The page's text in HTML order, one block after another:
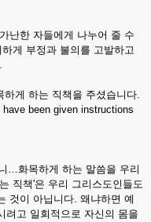
난한 자들에게 나누어 줄 수
게 부정과 불의를 고발하고
게 하는 직책을 주셨습니다.
been given instructions
…화목하게 하는 말씀을 우리
직책'은 우리 그리스도인들도
것이 아닙니다. 왜냐하면 예
려고 일회적으로 자신의 몸을